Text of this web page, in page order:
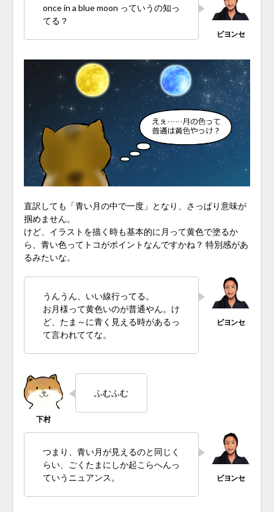
once in a blue moon っていうの知っ
てる？
直訳しても「青い月の中で一度」となり、さっぱり意味が
掴めません。
けど、イラストを描く時も基本的に月って黄色で塗るか
ら、青い色ってトコがポイントなんですかね？ 特別感があ
るみたいな。
うんうん、いい線行ってる。
お月様って黄色いのが普通やん。け
ど、たま～に青く見える時があるっ
て言われててな。
ふむふむ
つまり、青い月が見えるのと同じく
らい、ごくたまにしか起こらへんっ
ていうニュアンス。